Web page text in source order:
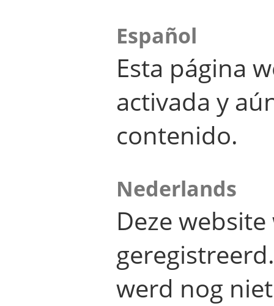
Español
Esta página
activada y
contenido.
Nederlands
Deze
werd nog